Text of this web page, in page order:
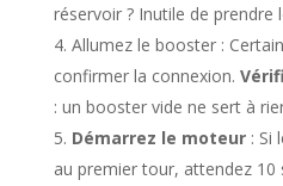
réservoir ? Inutile de prendre
Allumez le booster :
confirmer la connexion.
: un booster vide ne sert à
Démarrez le moteur: Si
au premier tour, attendez 10